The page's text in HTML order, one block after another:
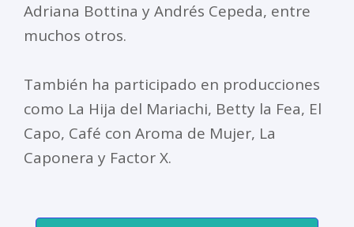
Adriana Bottina y Andrés Cepeda, entre
muchos otros.
También ha participado en producciones
como La Hija del Mariachi, Betty la Fea, El
Capo, Café con Aroma de Mujer, La
Caponera y Factor X.